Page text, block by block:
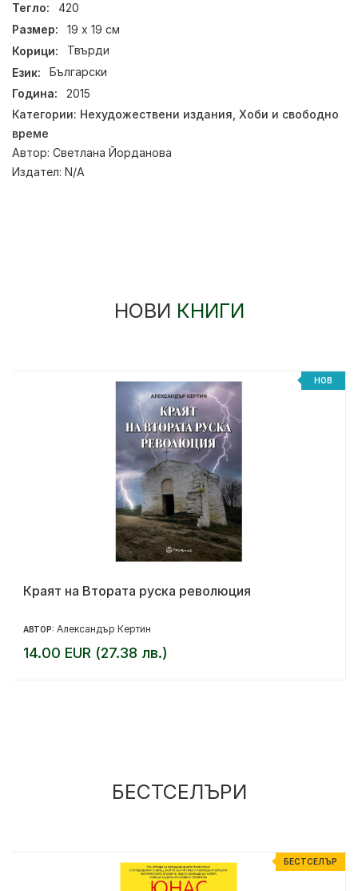
Тегло:
420
Размер:
19 х 19 см
Корици:
Твърди
Език:
Български
Година:
2015
Категории: Нехудожествени издания Хоби и свободно
време
Автор: Светлана Йорданова
Издател: N/A
НОВИ КНИГИ
НОВ
Краят на Втората руска революция
АВТОР: Александър Кертин
14.00 EUR (27.38 лв.)
БЕСТСЕЛЪРИ
БЕСТСЕЛЪР